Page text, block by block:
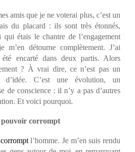
amis que je ne voterai plus, c’est un
du placard : ils sont très étonnés,
étais le chantre de l’engagement
détourne complètement. J’ai
encarté dans deux partis. Alors
? À vrai dire, ce n’est pas un
d’idée. C’est une évolution, un
de conscience : il n’y a pas d’autres
Et voici pourquoi.
pouvoir corrompt
l’homme. Je m’en suis rendu